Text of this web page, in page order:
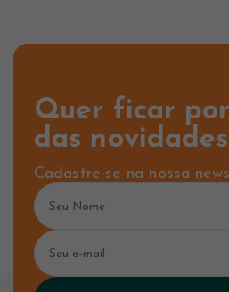
Quer ficar
das
Cadastre-se na nossa